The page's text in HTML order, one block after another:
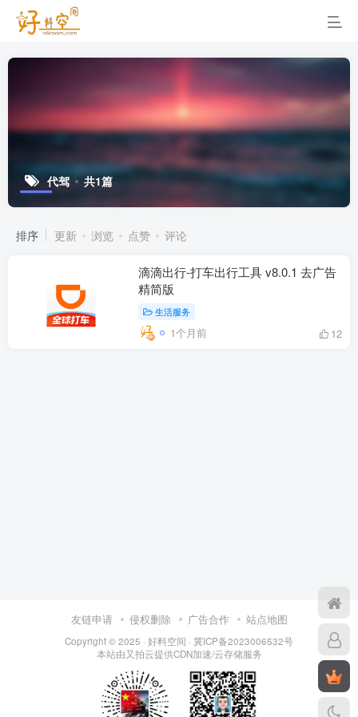
代驾 共1篇
排序 更新 浏览 点赞 评论
滴滴出行-打车出行工具 v8.0.1 去广告
精简版
生活服务
1个月前 12
友链申请 侵权删除 广告合作 站点地图
Copyright © 2025 · 好料空间 · 冀ICP备2023006532号
本站由又拍云提供CDN加速/云存储服务